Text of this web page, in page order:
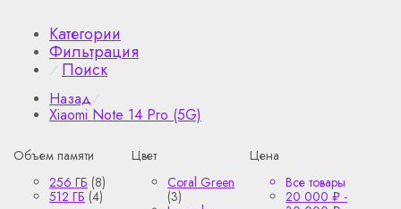
Категории
Фильтрация
⁄ Поиск
Назад⁄
Xiaomi Note 14 Pro (5G)
Объем памяти
256 ГБ (8)
512 ГБ (4)
Цвет
Coral Green
(3)
Цена
Все товары
20 000 ₽ -